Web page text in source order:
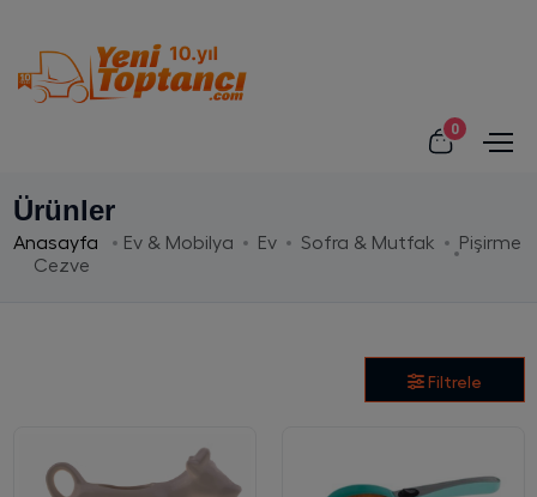
0
Ürünler
Anasayfa Ev & Mobilya Ev Sofra & Mutfak
Pişirme
Cezve
Filtrele